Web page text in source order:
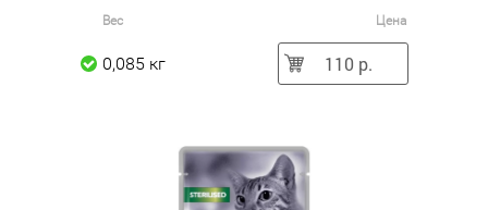
Вес Цена
0,085 кг 110 р.